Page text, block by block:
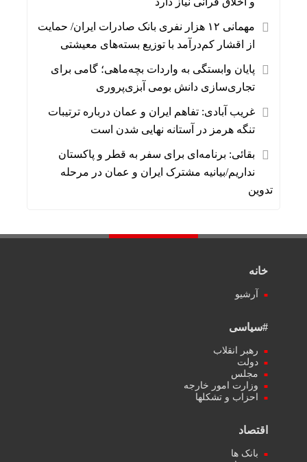
مهمانی ۱۲ هزار نفری بانک صادرات ایران/ حمایت
از اقشار کم‌درآمد با توزیع بسته‌های معیشتی
پایان وابستگی به واردات بچه‌ماهی؛ گامی برای
تجاری‌سازی دانش بومی آبزی‌پروری
غریب آبادی: تفاهم ایران و عمان درباره ترتیبات
تنگه هرمز در آستانه نهایی شدن است
بقائی: برنامه‌ای برای سفر به قطر و پاکستان
نداریم/بیانیه مشترک ایران و عمان در مرحله
تدوین
خانه
آرشیو
#سیاسی
رهبر انقلاب
دولت
مجلس
وزارت امور خارجه
احزاب و تشکلها
اقتصاد
بانک ها